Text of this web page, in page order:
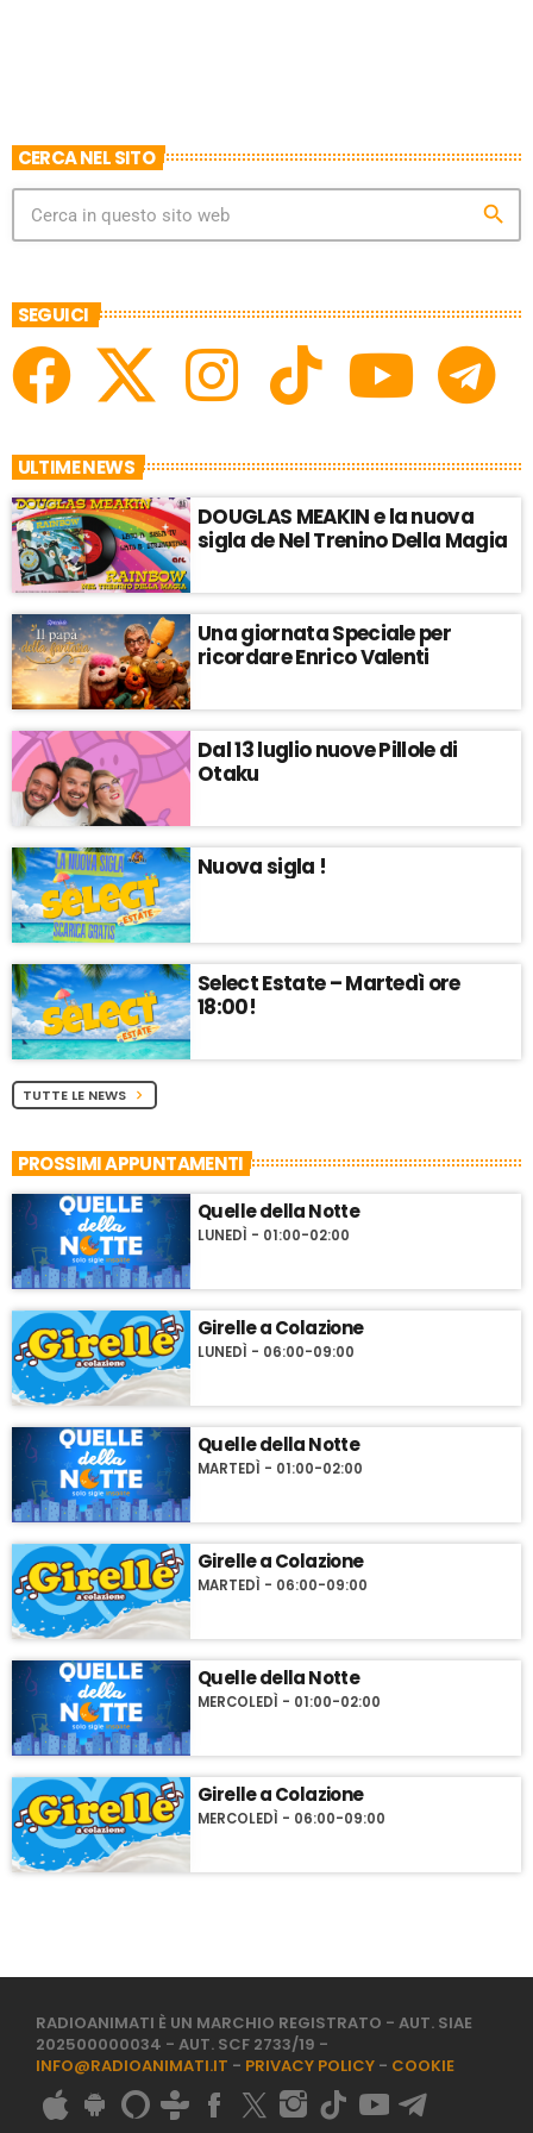
CERCA NEL SITO
search
SEGUICI
ULTIME NEWS
DOUGLAS MEAKIN e la nuova
sigla de Nel Trenino Della Magia
Una giornata Speciale per
ricordare Enrico Valenti
Dal 13 luglio nuove Pillole di
Otaku
Nuova sigla !
Select Estate – Martedì ore
18:00!
TUTTE LE NEWS chevron_right
PROSSIMI APPUNTAMENTI
Quelle della Notte
LUNEDÌ - 01:00-02:00
Girelle a Colazione
LUNEDÌ - 06:00-09:00
Quelle della Notte
MARTEDÌ - 01:00-02:00
Girelle a Colazione
MARTEDÌ - 06:00-09:00
Quelle della Notte
MERCOLEDÌ - 01:00-02:00
Girelle a Colazione
MERCOLEDÌ - 06:00-09:00
RADIOANIMATI È UN MARCHIO REGISTRATO - AUT. SIAE
202500000034 - AUT. SCF 2733/19 -
INFO@RADIOANIMATI.IT - PRIVACY POLICY - COOKIE